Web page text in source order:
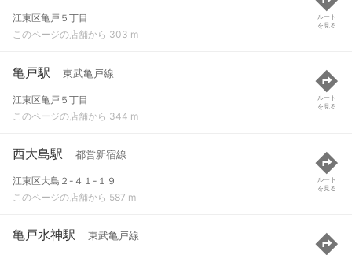
江東区亀戸５丁目
このページの店舗から 303 m
ルート
を見る
亀戸駅 東武亀戸線
江東区亀戸５丁目
このページの店舗から 344 m
ルート
を見る
西大島駅 都営新宿線
江東区大島２-４１-１９
このページの店舗から 587 m
ルート
を見る
亀戸水神駅 東武亀戸線